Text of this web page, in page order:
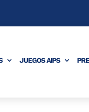
JUEGOS AIPS